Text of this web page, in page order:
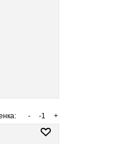
+
-1
-